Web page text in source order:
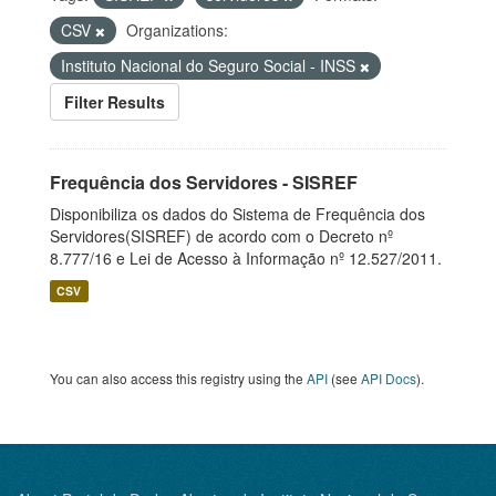
CSV
Organizations:
Instituto Nacional do Seguro Social - INSS
Filter Results
Frequência dos Servidores - SISREF
Disponibiliza os dados do Sistema de Frequência dos
Servidores(SISREF) de acordo com o Decreto nº
8.777/16 e Lei de Acesso à Informação nº 12.527/2011.
CSV
You can also access this registry using the API (see API Docs).